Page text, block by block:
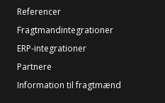
Referencer
Fragtmandintegrationer
ERP-integrationer
Partnere
Information til fragtmænd